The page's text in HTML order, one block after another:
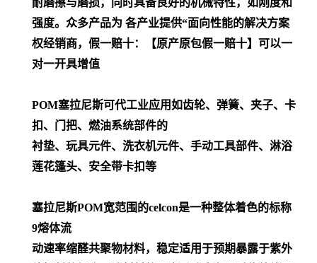
耐磨擦与磨损，同时具备良好的机械特性，如刚度和
强度。众多产品为 各产业提供“面向性能的解决方案
权经销商，假一赔十：【原产原包假一赔十】可以一
对一开具增值
POM塞拉尼斯可代工业应用如齿轮、弹簧、夹子、卡
扣、门把、燃油系统部件的
衬垫、玩具元件、洗衣机元件、手动工具部件、淋浴
莲花篷头、安全带卡扣等
塞拉尼斯POM宽范围的celcon是一种整体着色的标称
9熔体流
动速率缩醛共聚物材料，稳定适用于预期暴露于紫外